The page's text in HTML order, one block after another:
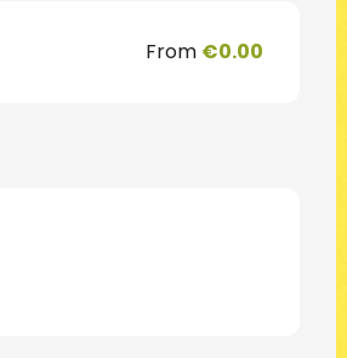
From €0.00